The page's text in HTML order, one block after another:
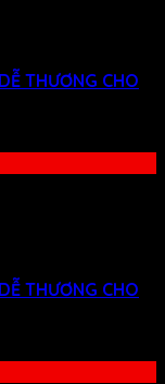
THƯƠNG CHO
THƯƠNG CHO